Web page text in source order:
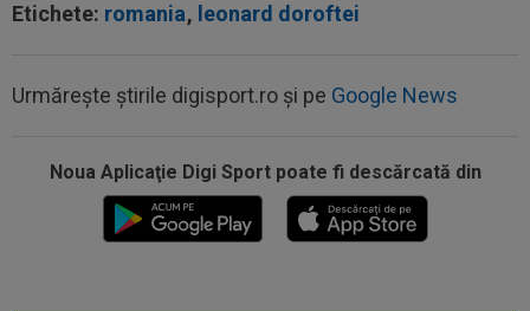
Etichete: romania, leonard doroftei
Urmărește știrile digisport.ro și pe Google News
Noua Aplicaţie Digi Sport poate fi descărcată din
EXCLUSIV
Radu Naum, reacția serii după ce
Marius Șumudică a început negocierile cu CFR...